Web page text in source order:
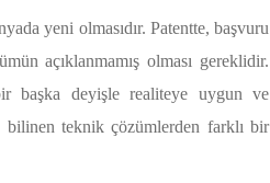
yeni olmasıdır. Patentte, başvuru
açıklanmamış olması gereklidir.
başka deyişle realiteye uygun ve
bilinen teknik çözümlerden farklı bir